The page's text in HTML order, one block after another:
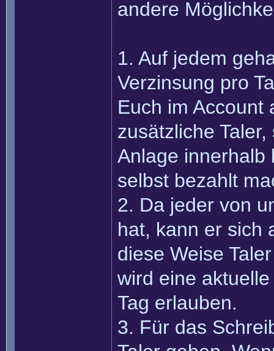
andere
1. Auf jedem
Verzinsung pro
Euch im Account
zusätzliche
Anlage innerhalb
selbst bezahlt
2. Da jeder von
hat, kann er sich
diese Weise
wird eine
Tag erlauben.
3. Für das